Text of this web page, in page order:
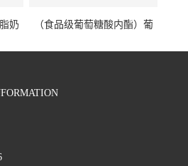
奶
（食品级葡萄糖酸内酯）葡